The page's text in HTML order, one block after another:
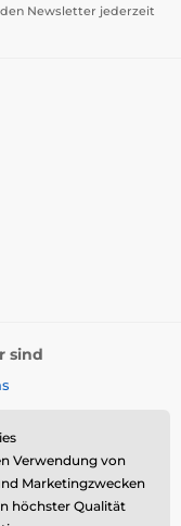
Newsletter jederzeit
sind
Verwendung von
Marketingzwecken
höchster Qualität